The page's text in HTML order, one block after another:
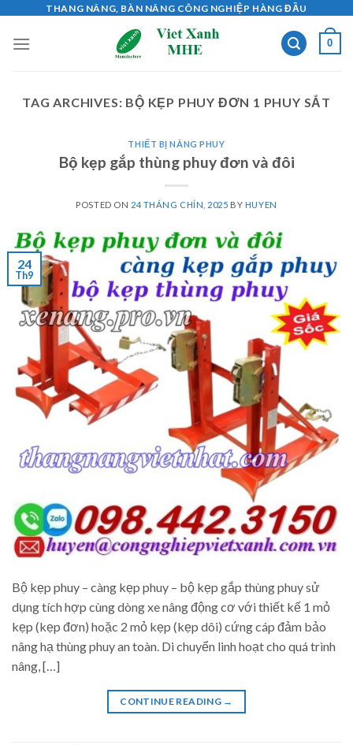
content
THANG NÂNG, BÀN NÂNG CÔNG NGHIỆP HÀNG ĐẦU
0
TAG ARCHIVES: BỘ KẸP PHUY ĐƠN 1 PHUY SẮT
THIẾT BỊ NÂNG PHUY
Bộ kẹp gắp thùng phuy đơn và đôi
POSTED ON 24 THÁNG CHÍN, 2025 BY HUYEN
24
Th9
Bộ kẹp phuy – càng kẹp phuy – bộ kẹp gắp thùng phuy sử
dụng tích hợp cùng dòng xe nâng động cơ với thiết kế 1 mỏ
kẹp (kẹp đơn) hoặc 2 mỏ kẹp (kẹp dôi) cứng cáp đảm bảo
nâng hạ thùng phuy an toàn. Di chuyển linh hoạt cho quá trình
nâng, […]
CONTINUE READING →